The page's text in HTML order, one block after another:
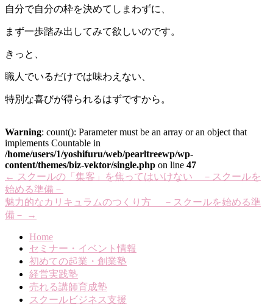
自分で自分の枠を決めてしまわずに、
まず一歩踏み出してみて欲しいのです。
きっと、
職人でいるだけでは味わえない、
特別な喜びが得られるはずですから。
Warning: count(): Parameter must be an array or an object that
implements Countable in
/home/users/1/yoshifuru/web/pearltreewp/wp-
content/themes/biz-vektor/single.php on line 47
← スクールの「集客」を焦ってはいけない －スクールを
始める準備－
魅力的なカリキュラムのつくり方 －スクールを始める準
備－
→
Home
セミナー・イベント情報
初めての起業・創業塾
経営実践塾
売れる講師育成塾
スクールビジネス支援